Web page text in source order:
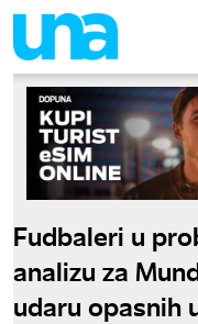
Fudbaleri u
analizu za
udaru opasnih